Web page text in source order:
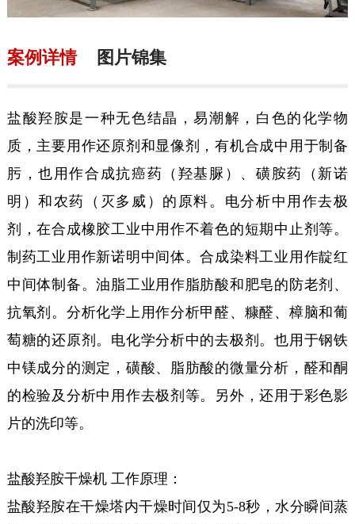
案例详情 图片锦集
盐酸羟胺是一种无色结晶，易潮解，白色的化学物
质，主要用作还原剂和显像剂，有机合成中用于制备
肟，也用作合成抗癌药（羟基脲）、磺胺药（新诺
明）和农药（灭多威）的原料。电分析中用作去极
剂，在合成橡胶工业中用作不着色的短期中止剂等。
制药工业用作新诺明中间体。合成染料工业用作靛红
中间体制备。油脂工业用作脂肪酸和肥皂的防老剂、
抗氧剂。分析化学上用作分析甲醛、糠醛、樟脑和葡
萄糖的还原剂。电化学分析中的去极剂。也用于钢铁
中镁成分的测定，磺酸、脂肪酸的微量分析，醛和酮
的检验及分析中用作去极剂等。另外，还用于彩色影
片的洗印等。
盐酸羟胺干燥机 工作原理：
盐酸羟胺在干燥塔内干燥时间仅为5-8秒，水分瞬间蒸